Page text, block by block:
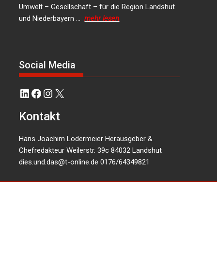
Umwelt – Gesellschaft – für die Region Landshut
und Niederbayern …mehr lesen
Social Media
LinkedIn
Facebook
Instagram
X
Kontakt
Hans Joachim Lodermeier Herausgeber &
Chefredakteur Weilerstr. 39c 84032 Landshut
dies.und.das@t-online.de 0176/64349821